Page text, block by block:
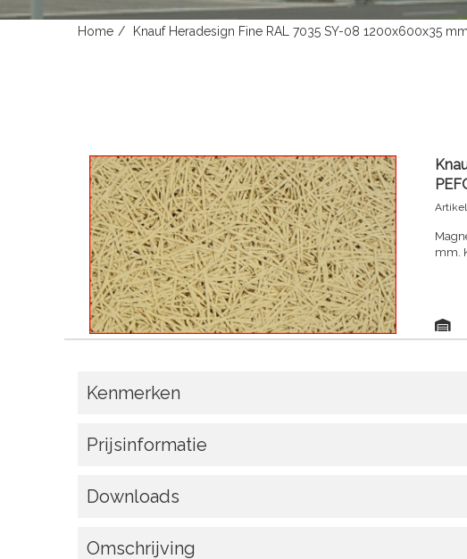
Home Knauf Heradesign Fine RAL 7035 SY-08 1200x600x35
mm.
Kenmerken
Prijsinformatie
Downloads
Omschrijving